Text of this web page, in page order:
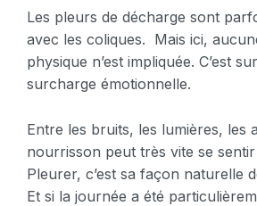
Les pleurs de décharge sont
avec les coliques. Mais ici,
physique n’est impliquée. C’est
surcharge émotionnelle.
Entre les bruits, les lumières, les
nourrisson peut très vite se sentir
Pleurer, c’est sa façon naturelle
Et si la journée a été